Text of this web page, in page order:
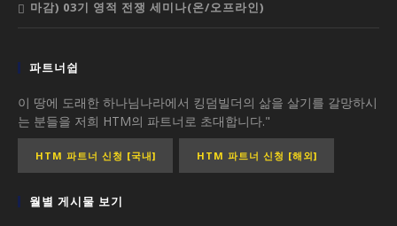
마감) 03기 영적 전쟁 세미나(온/오프라인)
파트너쉽
이 땅에 도래한 하나님나라에서 킹덤빌더의 삶을 살기를 갈망하시
는 분들을 저희 HTM의 파트너로 초대합니다."
HTM 파트너 신청 [국내] HTM 파트너 신청 [해외]
월별 게시물 보기